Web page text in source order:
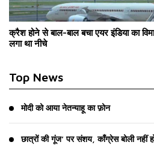
क्रैश होने से बाल-बाल बचा एयर इंडिया का
लगा था नीचे
Top News
मोदी को आया नेतन्याहू का फ़ोन
छात्रों की गूंज’ पर संशय, काँग्रेस बोली नहीं